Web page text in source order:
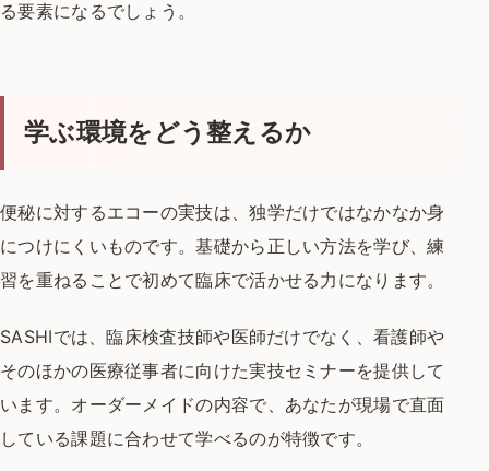
る要素になるでしょう。
学ぶ環境をどう整えるか
便秘に対するエコーの実技は、独学だけではなかなか身
につけにくいものです。基礎から正しい方法を学び、練
習を重ねる ことで初めて臨床で活かせる力になります。
SASHIでは、臨床検査技師や医師だけでなく、 看護師や
そのほかの医療従事者に向けた実技セミナーを提供して
います。 オーダーメイドの内容で、あなたが現場で直面
している課題に合わせて学べるのが特徴です。